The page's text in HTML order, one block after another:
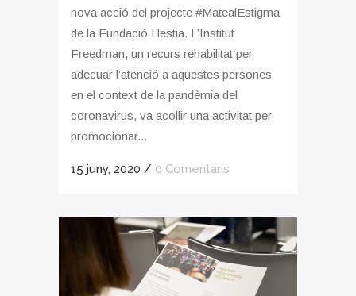
nova acció del projecte #MatealEstigma
de la Fundació Hestia. L’Institut
Freedman, un recurs rehabilitat per
adecuar l’atenció a aquestes persones
en el context de la pandèmia del
coronavirus, va acollir una activitat per
promocionar...
15 juny, 2020 / 0 Comentaris